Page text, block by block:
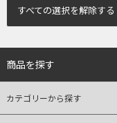
すべての選択を解除する
商品を探す
カテゴリーから探す